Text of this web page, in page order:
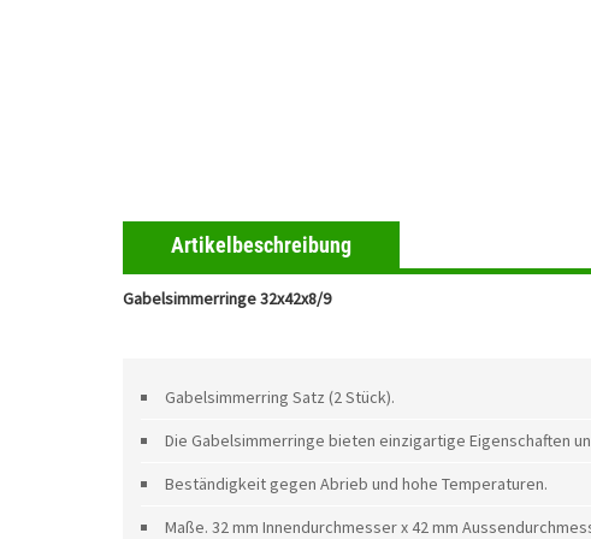
Artikelbeschreibung
Gabelsimmerringe 32x42x8/9
Gabelsimmerring Satz (2 Stück).
Die Gabelsimmerringe bieten einzigartige Eigenschaften
Beständigkeit gegen Abrieb und hohe Temperaturen.
Maße. 32 mm Innendurchmesser x 42 mm